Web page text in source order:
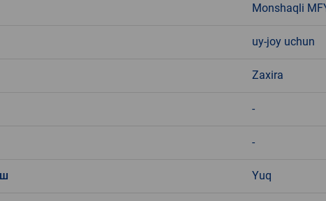
Monshaqli
uy-joy uchun
Zaxira
-
-
Yuq